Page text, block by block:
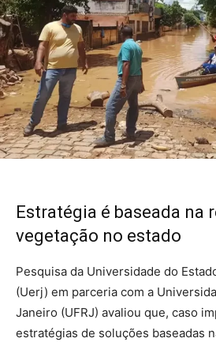
Estratégia é baseada na
vegetação no estado
Pesquisa da Universidade do
(Uerj) em parceria com a
Janeiro (UFRJ) avaliou que, caso
estratégias de soluções baseadas